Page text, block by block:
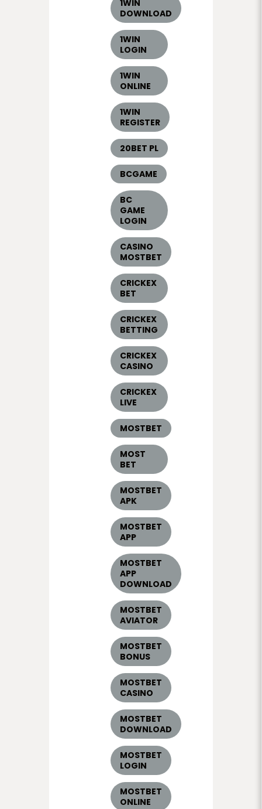
1WIN
DOWNLOAD
1WIN
LOGIN
1WIN
ONLINE
1WIN
REGISTER
20BET PL
BCGAME
BC
GAME
LOGIN
CASINO
MOSTBET
CRICKEX
BET
CRICKEX
BETTING
CRICKEX
CASINO
CRICKEX
LIVE
MOSTBET
MOST
BET
MOSTBET
APK
MOSTBET
APP
MOSTBET
APP
DOWNLOAD
MOSTBET
AVIATOR
MOSTBET
BONUS
MOSTBET
CASINO
MOSTBET
DOWNLOAD
MOSTBET
LOGIN
MOSTBET
ONLINE